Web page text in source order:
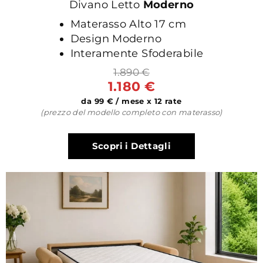
Divano Letto Moderno
Materasso Alto 17 cm
Design Moderno
Interamente Sfoderabile
1.890 €
1.180 €
da 99 € / mese x 12 rate
(prezzo del modello completo con materasso)
Scopri i Dettagli